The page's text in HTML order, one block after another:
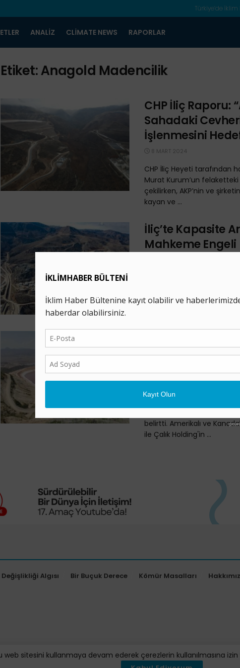
Türkiye’de İklim
ANALIZ CLIMATE NEWS RAPORLAR
Etiket:Anagold Madencilik
CHP İliç Raporu:
Sahadaki
İşlenmesini
8 MART 2024
CHP İliç Heyeti tarafından
Murat Kurum’un
çekilirken, AKP’nin ve
kayan ve ...
İliç’te Kapasite
Mahkeme Engeli
TMMOB'un İliç'teki kapasite
istemiyle Anagold ve
Değişikliği Bakanlığı’na
Siyanür
Cezayirlioğlu:
Erzincan, İliç’teki siyanür
Sedat Cezayirlioğlu, can
belirtti. Amerikalı ve
ile Çalık Holding'in ...
Algısı Bir Buçuk Derece Kömür Masalları
web sitesini kullanmaya devam ederek çerezlerin kullanılmasına